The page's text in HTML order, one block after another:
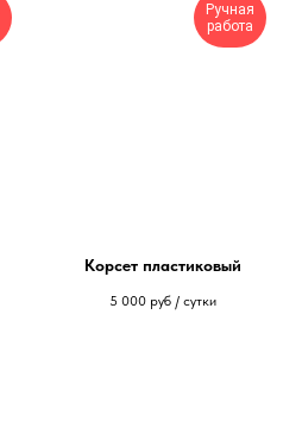
Ручная
работа
Корсет пластиковый
5 000 руб / сутки